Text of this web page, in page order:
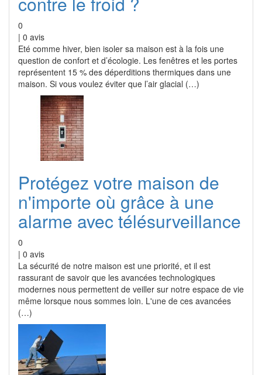
0
| 0 avis
Eté comme hiver, bien isoler sa maison est à la fois une
question de confort et d’écologie. Les fenêtres et les portes
représentent 15 % des déperditions thermiques dans une
maison. Si vous voulez éviter que l’air glacial (…)
Protégez votre maison de
n'importe où grâce à une
alarme avec télésurveillance
0
| 0 avis
La sécurité de notre maison est une priorité, et il est
rassurant de savoir que les avancées technologiques
modernes nous permettent de veiller sur notre espace de vie
même lorsque nous sommes loin. L'une de ces avancées
(…)